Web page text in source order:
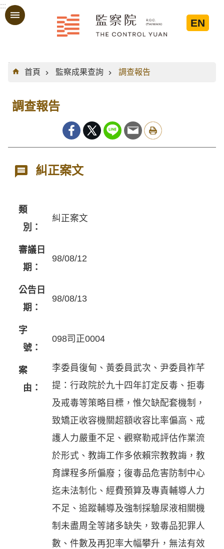
跳到主要內容區塊
:::
EN
:::
首頁
監察成果查詢 調查報告
調查報告
糾正案文
類
別：
糾正案文
審議日
期：
98/08/12
公告日
期：
98/08/13
字
號：
098司正0004
案
由：
李委員復甸、黃委員武次、尹委員祚芊
提：行政院於九十四年訂定反毒、拒毒
及戒毒等策略目標，惟欠缺配套機制，
致矯正收容機關超額收容比率偏高、戒
護人力嚴重不足、觀察勒戒評估作業流
於形式、教誨工作多依賴宗教教誨，教
育課程多所偏廢；復毒品危害防制中心
迄未法制化、經費預算及專責輔導人力
不足、追蹤輔導及強制採驗尿液相關機
制未盡周全等諸多缺失，致毒品犯罪人
數、件數及再犯率大幅攀升，無法有效